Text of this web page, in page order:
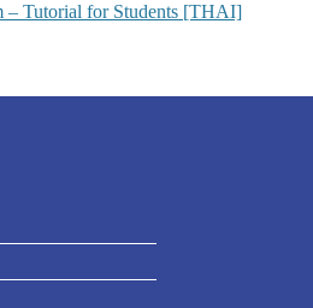
– Tutorial for Students [THAI]